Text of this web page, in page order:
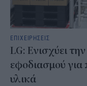
ΕΠΙΧΕΙΡΗΣΕΙΣ
LG: Ενισχύει
εφοδιασμού για
υλικά